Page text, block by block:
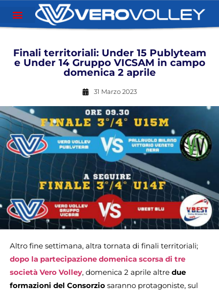
Finali territoriali: Under 15 Publyteam
e Under 14 Gruppo VICSAM in campo
domenica 2 aprile
31 Marzo 2023
Altro fine settimana, altra tornata di finali territoriali;
dopo la partecipazione domenica scorsa di tre
società Vero Volley, domenica 2 aprile altre due
formazioni del Consorzio saranno protagoniste, sul